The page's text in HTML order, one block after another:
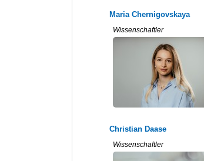
Maria Chernigovskaya
Wissenschaftler
Christian Daase
Wissenschaftler